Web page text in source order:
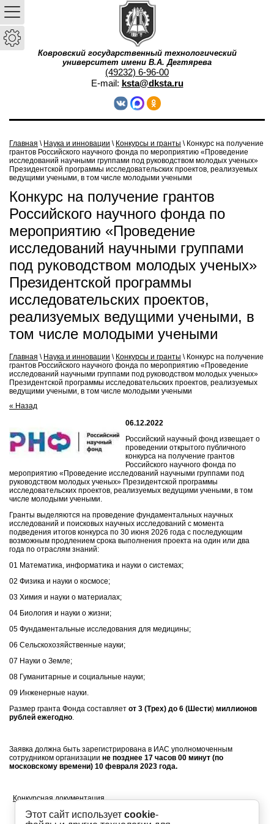
Ковровский государственный технологический
университет имени В.А. Дегтярева
(49232) 6-96-00
E-mail: ksta@dksta.ru
Главная \ Наука и инновации \ Конкурсы и гранты \ Конкурс на получение
грантов Российского научного фонда по мероприятию «Проведение
исследований научными группами под руководством молодых ученых»
Президентской программы исследовательских проектов, реализуемых
ведущими учеными, в том числе молодыми учеными
Конкурс на получение грантов
Российского научного фонда по
мероприятию «Проведение
исследований научными группами
под руководством молодых ученых»
Президентской программы
исследовательских проектов,
реализуемых ведущими учеными, в
том числе молодыми учеными
Главная \ Наука и инновации \ Конкурсы и гранты \ Конкурс на получение
грантов Российского научного фонда по мероприятию «Проведение
исследований научными группами под руководством молодых ученых»
Президентской программы исследовательских проектов, реализуемых
ведущими учеными, в том числе молодыми учеными
« Назад
06.12.2022
Российский научный фонд извещает о
проведении открытого публичного
конкурса на получение грантов
Российского научного фонда по
мероприятию «Проведение исследований научными группами под
руководством молодых ученых» Президентской программы
исследовательских проектов, реализуемых ведущими учеными, в том
числе молодыми учеными.
Гранты выделяются на проведение фундаментальных научных
исследований и поисковых научных исследований с момента
подведения итогов конкурса по 30 июня 2026 года с последующим
возможным продлением срока выполнения проекта на один или два
года по отраслям знаний:
01 Математика, информатика и науки о системах;
02 Физика и науки о космосе;
03 Химия и науки о материалах;
04 Биология и науки о жизни;
05 Фундаментальные исследования для медицины;
06 Сельскохозяйственные науки;
07 Науки о Земле;
08 Гуманитарные и социальные науки;
09 Инженерные науки.
Размер гранта Фонда составляет от 3 (Трех) до 6 (Шести) миллионов
рублей ежегодно.
Заявка должна быть зарегистрирована в ИАС уполномоченным
сотрудником организации не позднее 17 часов 00 минут (по
московскому времени) 10 февраля 2023 года.
Конкурсная документация
Этот сайт использует cookie-